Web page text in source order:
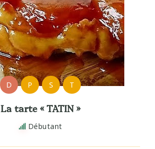
D P S T
La tarte « TATIN »
Débutant